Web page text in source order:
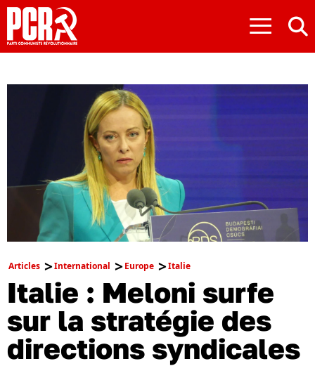
≡
Articles International Europe Italie
Italie : Meloni surfe
sur la stratégie des
directions syndicales